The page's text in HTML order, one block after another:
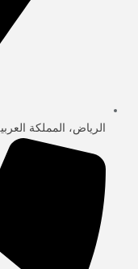
الرياض، المملكة